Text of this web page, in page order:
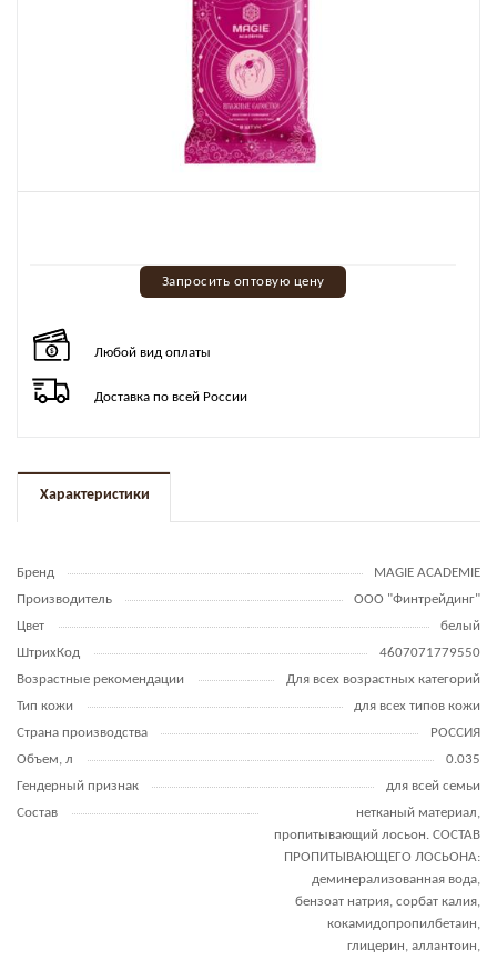
Запросить оптовую цену
Любой вид оплаты
Доставка по всей России
Характеристики
Бренд
MAGIE ACADEMIE
Производитель
ООО "Финтрейдинг"
Цвет
белый
ШтрихКод
4607071779550
Возрастные рекомендации
Для всех возрастных категорий
Тип кожи
для всех типов кожи
Страна производства
РОССИЯ
Объем, л
0.035
Гендерный признак
для всей семьи
Состав
нетканый материал,
пропитывающий лосьон. СОСТАВ
ПРОПИТЫВАЮЩЕГО ЛОСЬОНА:
деминерализованная вода,
бензоат натрия, сорбат калия,
кокамидопропилбетаин,
глицерин, аллантоин,